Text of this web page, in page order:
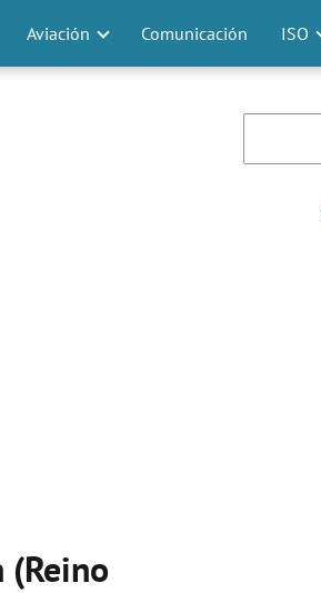
Aviación Comunicación ISO
(Reino